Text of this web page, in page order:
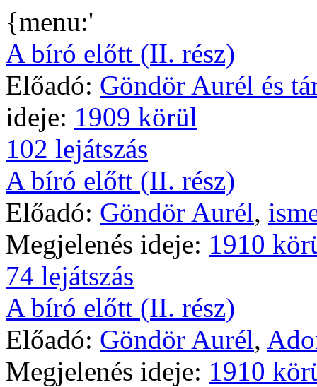
{menu:'
A bíró előtt (II. rész)
Előadó: Göndör Aurél és
ideje: 1909 körül
102 lejátszás
A bíró előtt (II. rész)
Előadó: Göndör Aurél,
Megjelenés ideje: 1910
74 lejátszás
A bíró előtt (II. rész)
Előadó: Göndör Aurél,
Megjelenés ideje: 1910